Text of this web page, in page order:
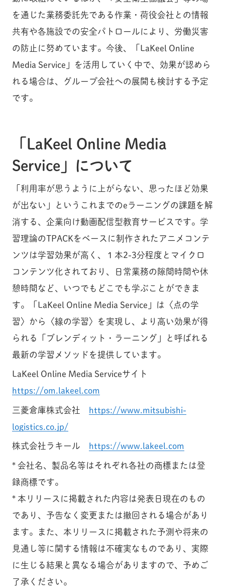
を通じた業務委託先である作業・荷役会社との情報
共有や各施設での安全パトロールにより、労働災害
の防止に努めています。今後、「LaKeel Online
Media Service」を活用していく中で、効果が認めら
れる場合は、グループ会社への展開も検討する予定
です。
「LaKeel Online Media
Service」について
「利用率が思うように上がらない、思ったほど効果
が出ない」というこれまでのeラーニングの課題を解
消する、企業向け動画配信型教育サービスです。学
習理論のTPACKをベースに制作されたアニメコンテ
ンツは学習効果が高く、１本2-3分程度とマイクロ
コンテンツ化されており、日常業務の隙間時間や休
憩時間など、いつでもどこでも学ぶことができま
す。「LaKeel Online Media Service」は〈点の学
習〉から〈線の学習〉を実現し、より高い効果が得
られる「ブレンディット・ラーニング」と呼ばれる
最新の学習メソッドを提供しています。
LaKeel Online Media Serviceサイト
https://om.lakeel.com
三菱倉庫株式会社 https://www.mitsubishi-
logistics.co.jp/
株式会社ラキール https://www.lakeel.com
* 会社名、製品名等はそれぞれ各社の商標または登
録商標です。
* 本リリースに掲載された内容は発表日現在のもの
であり、予告なく変更または撤回される場合があり
ます。また、本リリースに掲載された予測や将来の
見通し等に関する情報は不確実なものであり、実際
に生じる結果と異なる場合がありますので、予めご
了承ください。